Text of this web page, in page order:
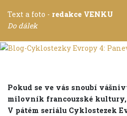
Text a foto - redakce VENKU
Do dálek
Pokud se ve vás snoubí
milovník francouzské kultury,
V pátém seriálu Cyklostezek